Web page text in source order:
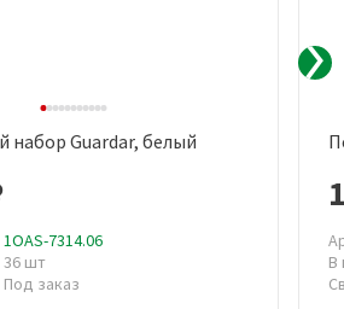
набор Guardar, белый
1OAS-7314.06
36 шт
Под заказ
В